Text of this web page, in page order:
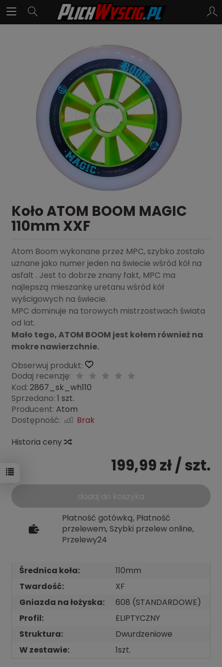
Koło ATOM BOOM MAGIC
110mm XXF
Atom Boom wykonane przez MPC, szybko zostało
uznane jako numer jeden na świecie wśród kół na
asfalt . Jest to dobrze znany fakt, MPC ma
najlepszą mieszankę uretanu wśród kół
wyścigowych na świecie.
MPC dominuje na torowych mistrzostwach świata
od lat.
Mało tego, ATOM BOOM jest kołem również na
mokre nawierzchnie.
Obserwuj produkt:
Dodaj recenzję:
Kod: 2867_sk_wh110
Sprzedano: 1 szt.
Producent: Atom
Dostępność:
Brak
Historia ceny
199,99 zł/ szt.
dodaj do koszyka
Płatność gotówką, Płatność
przelewem, Szybki przelew online,
Przelewy24
Średnica koła:
110mm
Twardość:
XF
Gniazda na łożyska:
608 (STANDARDOWE)
Profil:
ELIPTYCZNY
Struktura:
Dwurdzeniowe
W zestawie:
1szt.